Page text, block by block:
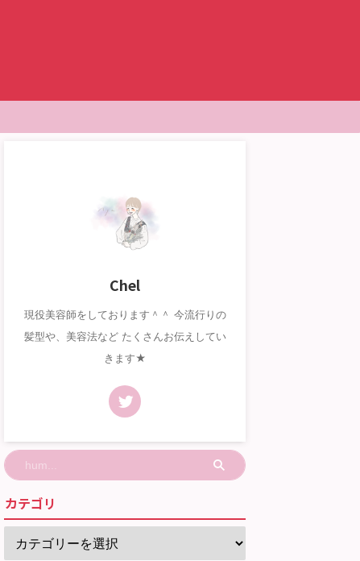
Chel
現役美容師をしております＾＾ 今流行りの
髪型や、美容法など たくさんお伝えしてい
きます★
カテゴリ